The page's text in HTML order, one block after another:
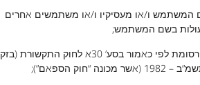
המשתמש ו/או מעסיקיו ו/או משתמשים אחרים
בשם המשתמש;
שליחת דבר פרסומת לפי כאמור בסע’ 30א לחוק התקשורת (בזק
“חוק הספאם”);